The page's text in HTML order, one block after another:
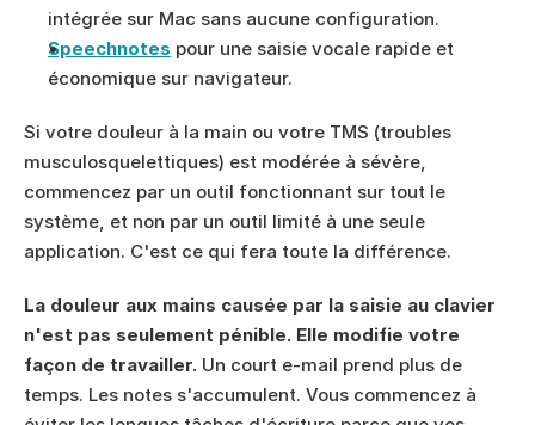
intégrée sur Mac sans aucune configuration.
Speechnotes pour une saisie vocale rapide et
économique sur navigateur.
Si votre douleur à la main ou votre TMS (troubles
musculosquelettiques) est modérée à sévère,
commencez par un outil fonctionnant sur tout le
système, et non par un outil limité à une seule
application. C'est ce qui fera toute la différence.
La douleur aux mains causée par la saisie au clavier
n'est pas seulement pénible. Elle modifie votre
façon de travailler. Un court e-mail prend plus de
temps. Les notes s'accumulent. Vous commencez à